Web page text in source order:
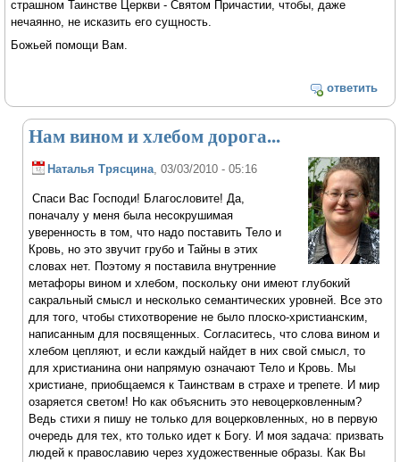
страшном Таинстве Церкви - Святом Причастии, чтобы, даже
нечаянно, не исказить его сущность.
Божьей помощи Вам.
ответить
Нам вином и хлебом дорога...
Наталья Трясцина, 03/03/2010 - 05:16
Спаси Вас Господи! Благословите! Да,
поначалу у меня была несокрушимая
уверенность в том, что надо поставить Тело и
Кровь, но это звучит грубо и Тайны в этих
словах нет. Поэтому я поставила внутренние
метафоры вином и хлебом, поскольку они имеют глубокий
сакральный смысл и несколько семантических уровней. Все это
для того, чтобы стихотворение не было плоско-христианским,
написанным для посвященных. Согласитесь, что слова вином и
хлебом цепляют, и если каждый найдет в них свой смысл, то
для христианина они напрямую означают Тело и Кровь. Мы
христиане, приобщаемся к Таинствам в страхе и трепете. И мир
озаряется светом! Но как объяснить это невоцерковленным?
Ведь стихи я пишу не только для воцерковленных, но в первую
очередь для тех, кто только идет к Богу. И моя задача: призвать
людей к православию через художественные образы. Как Вы